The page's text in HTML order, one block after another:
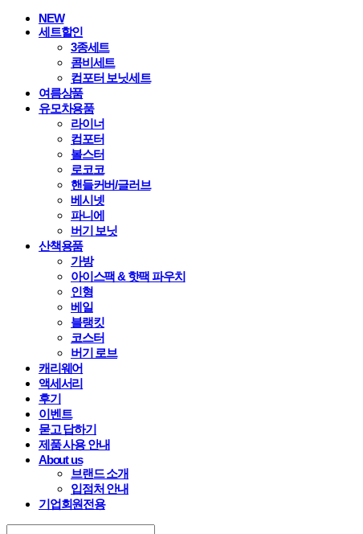
NEW
세트할인
3종세트
콤비세트
컴포터 보닛세트
여름상품
유모차용품
라이너
컴포터
볼스터
로코코
핸들커버/글러브
베시넷
파니에
버기 보닛
산책용품
가방
아이스팩 & 핫팩 파우치
인형
베일
블랭킷
코스터
버기 로브
캐리웨어
액세서리
후기
이벤트
묻고 답하기
제품 사용 안내
About us
브랜드 소개
입점처 안내
기업회원전용